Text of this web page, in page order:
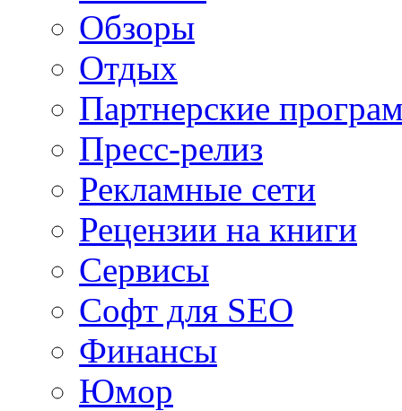
Обзоры
Отдых
Партнерские
Пресс-релиз
Рекламные сети
Рецензии на книги
Сервисы
Софт для SEO
Финансы
Юмор